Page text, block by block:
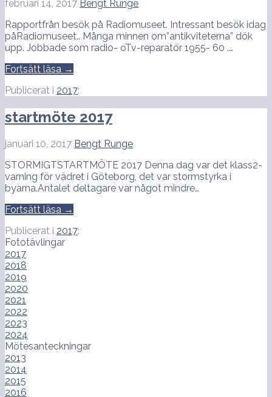
februari 14, 2017 Bengt Runge
Rapportfrån besök på Radiomuseet. Intressant besök idag
påRadiomuseet.. Många minnen om”antikviteterna” dök
upp. Jobbade som radio- oTv-reparatör 1955- 60 .…
Fortsätt läsa →
Publicerat i 2017:
startmöte 2017
januari 10, 2017 Bengt Runge
STORMIGTSTARTMÖTE 2017 Denna dag var det klass2-
varning för vädret i Göteborg, det var stormstyrka i
byarna.Antalet deltagare var något mindre…
Fortsätt läsa →
Publicerat i 2017:
Fototävlingar
2017
2018
2019
2020
2021
2022
2023
2024
Mötesanteckningar
2013
2014
2015
2016